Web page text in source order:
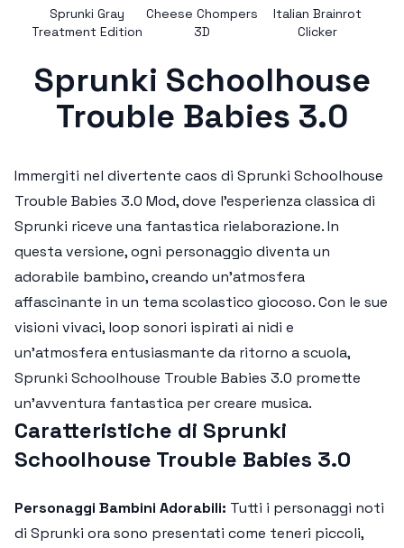
Sprunki Gray
Treatment Edition
Cheese Chompers
3D
Italian Brainrot
Clicker
Sprunki Schoolhouse
Trouble Babies 3.0
Immergiti nel divertente caos di Sprunki Schoolhouse
Trouble Babies 3.0 Mod, dove l'esperienza classica di
Sprunki riceve una fantastica rielaborazione. In
questa versione, ogni personaggio diventa un
adorabile bambino, creando un'atmosfera
affascinante in un tema scolastico giocoso. Con le sue
visioni vivaci, loop sonori ispirati ai nidi e
un'atmosfera entusiasmante da ritorno a scuola,
Sprunki Schoolhouse Trouble Babies 3.0 promette
un'avventura fantastica per creare musica.
Caratteristiche di Sprunki
Schoolhouse Trouble Babies 3.0
Personaggi Bambini Adorabili: Tutti i personaggi noti
di Sprunki ora sono presentati come teneri piccoli,